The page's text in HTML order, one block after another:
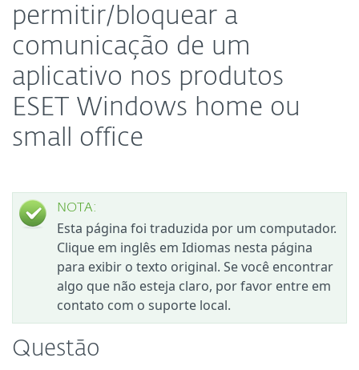
permitir/bloquear a
comunicação de um
aplicativo nos produtos
ESET Windows home ou
small office
NOTA:
Esta página foi traduzida por um computador.
Clique em inglês em Idiomas nesta página
para exibir o texto original. Se você encontrar
algo que não esteja claro, por favor entre em
contato com o suporte local.
Questão